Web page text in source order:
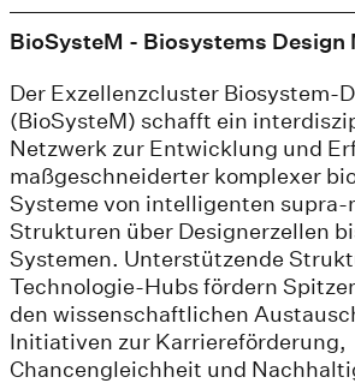
BioSysteM - Biosystems Design
Der Exzellenzcluster Biosystem-
(BioSysteM) schafft ein
Netzwerk zur Entwicklung und
maßgeschneiderter komplexer
Systeme von intelligenten supra-
Strukturen über Designerzellen
Systemen. Unterstützende
Technologie-Hubs fördern
den wissenschaftlichen
Initiativen zur Karriereförderung,
Chancengleichheit und